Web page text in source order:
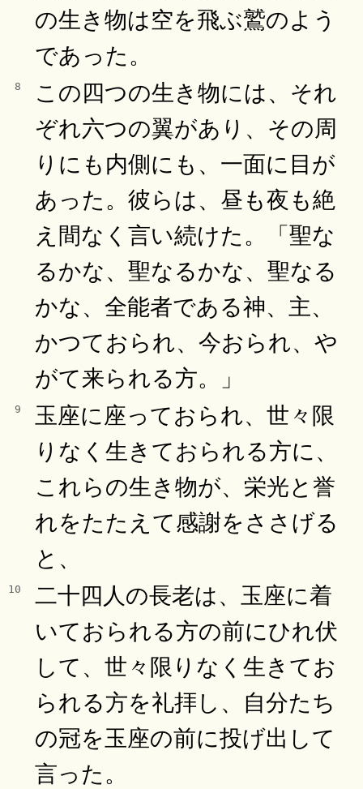
の生き物は空を飛ぶ鷲のよう
であった。
8
この四つの生き物には、それ
ぞれ六つの翼があり、その周
りにも内側にも、一面に目が
あった。彼らは、昼も夜も絶
え間なく言い続けた。「聖な
るかな、聖なるかな、聖なる
かな、全能者である神、主、
かつておられ、今おられ、や
がて来られる方。」
9
玉座に座っておられ、世々限
りなく生きておられる方に、
これらの生き物が、栄光と誉
れをたたえて感謝をささげる
と、
10
二十四人の長老は、玉座に着
いておられる方の前にひれ伏
して、世々限りなく生きてお
られる方を礼拝し、自分たち
の冠を玉座の前に投げ出して
言った。